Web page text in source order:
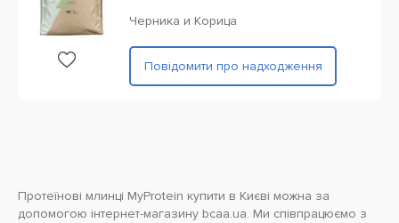
Черника и Корица
Повідомити про надходження
Протеїнові млинці MyProtein купити в Києві можна за
допомогою інтернет-магазину bcaa.ua. Ми співпрацюємо з